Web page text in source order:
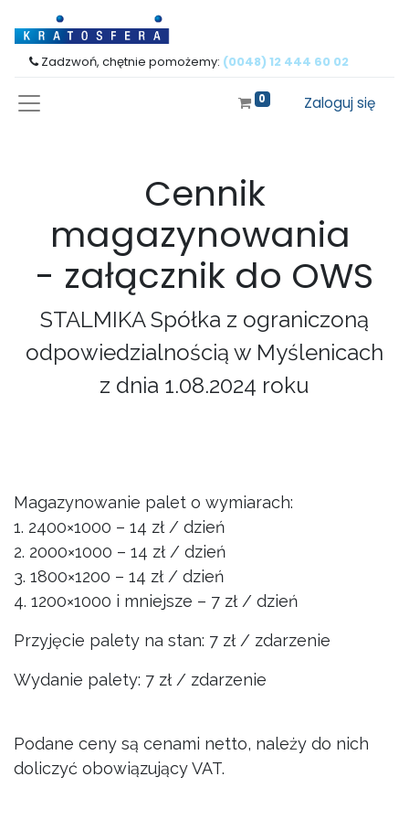
Zadzwoń, chętnie pomożemy: (0048) 12 444 60 02
0 Zaloguj się
Cennik
magazynowania
- załącznik do OWS
STALMIKA Spółka z ograniczoną
odpowiedzialnością w Myślenicach
z dnia 1.08.2024 roku
Magazynowanie palet o wymiarach:
1. 2400×1000 – 14 zł / dzień
2. 2000×1000 – 14 zł / dzień
3. 1800×1200 – 14 zł / dzień
4. 1200×1000 i mniejsze – 7 zł / dzień
Przyjęcie palety na stan: 7 zł / zdarzenie
Wydanie palety: 7 zł / zdarzenie
Podane ceny są cenami netto, należy do nich
doliczyć obowiązujący VAT.